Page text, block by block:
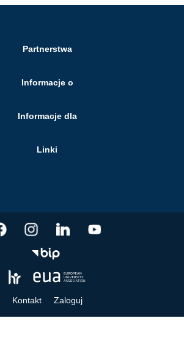
Partnerstwa
Informacje o
Informacje dla
Linki
Kontakt Zaloguj